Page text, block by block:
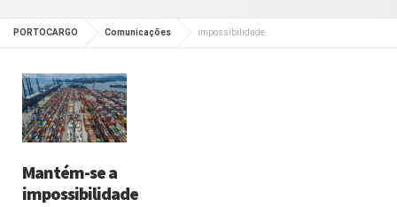
PORTOCARGO Comunicações impossibilidade
Mantém-se a
impossibilidade